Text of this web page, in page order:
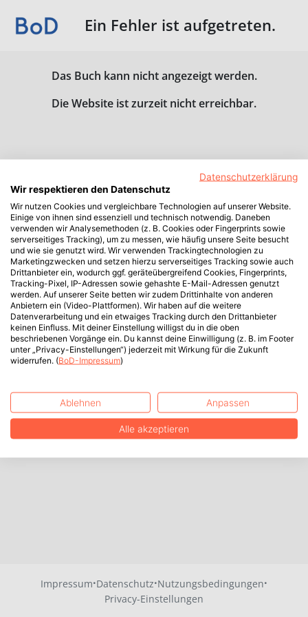
Ein Fehler ist aufgetreten.
Das Buch kann nicht angezeigt werden.
Die Website ist zurzeit nicht erreichbar.
Impressum·Datenschutz·Nutzungsbedingungen·
Privacy-Einstellungen
Datenschutzerklärung
Wir respektieren den Datenschutz
Wir nutzen Cookies und vergleichbare Technologien auf unserer Website.
Einige von ihnen sind essenziell und technisch notwendig. Daneben
verwenden wir Analysemethoden (z. B. Cookies oder Fingerprints sowie
serverseitiges Tracking), um zu messen, wie häufig unsere Seite besucht
und wie sie genutzt wird. Wir verwenden Trackingtechnologien zu
Marketingzwecken und setzen hierzu serverseitiges Tracking sowie auch
Drittanbieter ein, wodurch ggf. geräteübergreifend Cookies, Fingerprints,
Tracking-Pixel, IP-Adressen sowie gehashte E-Mail-Adressen genutzt
werden. Auf unserer Seite betten wir zudem Drittinhalte von anderen
Anbietern ein (Video-Plattformen). Wir haben auf die weitere
Datenverarbeitung und ein etwaiges Tracking durch den Drittanbieter
keinen Einfluss. Mit deiner Einstellung willigst du in die oben
beschriebenen Vorgänge ein. Du kannst deine Einwilligung (z. B. im Footer
unter „Privacy-Einstellungen“) jederzeit mit Wirkung für die Zukunft
widerrufen. (BoD-Impressum)
Ablehnen Anpassen
Alle akzeptieren